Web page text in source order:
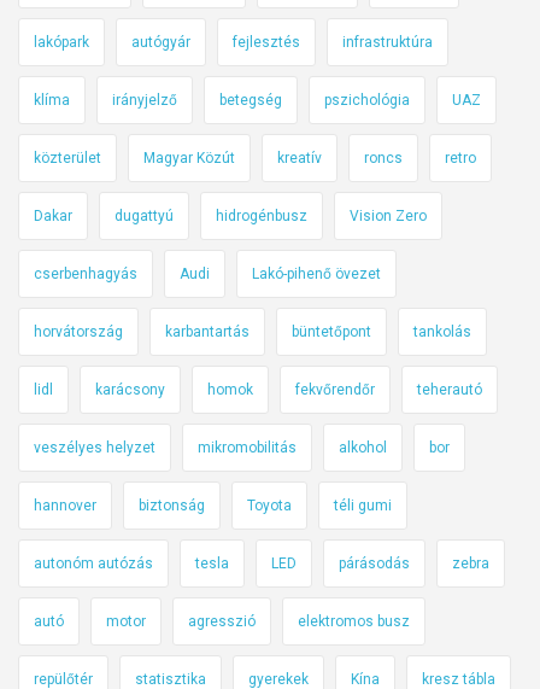
lakópark autógyár fejlesztés infrastruktúra
klíma irányjelző betegség pszichológia UAZ
közterület Magyar Közút kreatív roncs retro
Dakar dugattyú hidrogénbusz Vision Zero
cserbenhagyás Audi Lakó-pihenő övezet
horvátország karbantartás büntetőpont tankolás
lidl karácsony homok fekvőrendőr teherautó
veszélyes helyzet mikromobilitás alkohol bor
hannover biztonság Toyota téli gumi
autonóm autózás tesla LED párásodás zebra
autó motor agresszió elektromos busz
repülőtér statisztika gyerekek Kína kresz tábla